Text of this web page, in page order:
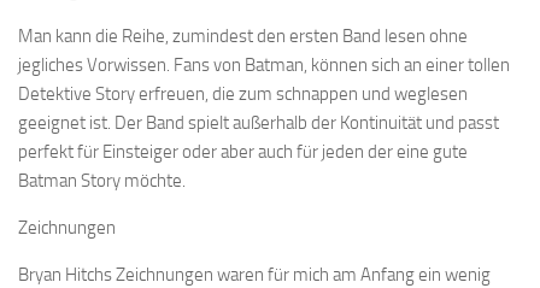
Man kann die Reihe, zumindest den ersten Band lesen ohne
jegliches Vorwissen. Fans von Batman, können sich an einer tollen
Detektive Story erfreuen, die zum schnappen und weglesen
geeignet ist. Der Band spielt außerhalb der Kontinuität und passt
perfekt für Einsteiger oder aber auch für jeden der eine gute
Batman Story möchte.
Zeichnungen
Bryan Hitchs Zeichnungen waren für mich am Anfang ein wenig